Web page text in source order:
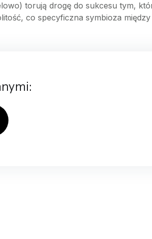
torują drogę do sukcesu tym,
co specyficzna symbioza